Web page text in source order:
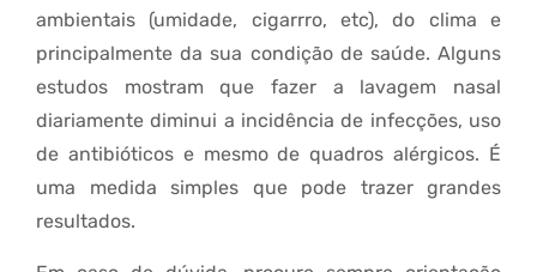
ambientais (umidade, cigarrro, etc), do clima e
principalmente da sua condição de saúde. Alguns
estudos mostram que fazer a lavagem nasal
diariamente diminui a incidência de infecções, uso
de antibióticos e mesmo de quadros alérgicos. É
uma medida simples que pode trazer grandes
resultados.